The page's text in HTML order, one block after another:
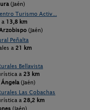
(Jaén)
Turismo Activ...
a 13,8 km
(Jaén)
Peñalta
a 21 km
Bellavista
a 23 km
Ángela (Jaén)
Las Cobachas
a 28,2 km
(Jaén)